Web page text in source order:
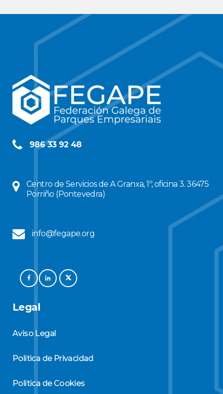
986 33 92 48
Centro de Servicios de A Granxa, 1º, oficina 3. 36475
Porriño (Pontevedra)
info@fegape.org
Legal
Aviso Legal
Política de Privacidad
Política de Cookies